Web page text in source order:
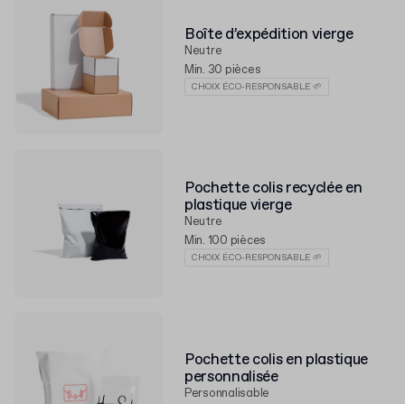
Boîte d’expédition vierge
Neutre
Min. 30 pièces
CHOIX ÉCO-RESPONSABLE 🌱
Pochette colis recyclée en
plastique vierge
Neutre
Min. 100 pièces
CHOIX ÉCO-RESPONSABLE 🌱
Pochette colis en plastique
personnalisée
Personnalisable